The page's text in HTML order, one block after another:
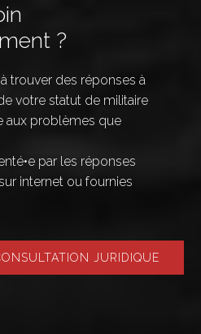
?
trouver des réponses à
votre statut de militaire
aux problèmes que
par les réponses
internet ou fournies
JURIDIQUE